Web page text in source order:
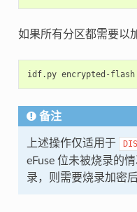
如果所有分区都需要以
idf.py encrypted-flash
备注
上述操作仅适用于
eFuse 位未被烧录的
录，则需要烧录加密